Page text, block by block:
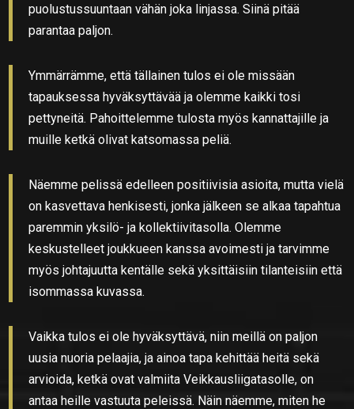
puolustussuuntaan vähän joka linjassa. Siinä pitää
parantaa paljon.
Ymmärrämme, että tällainen tulos ei ole missään
tapauksessa hyväksyttävää ja olemme kaikki tosi
pettyneitä. Pahoittelemme tulosta myös kannattajille ja
muille ketkä olivat katsomassa peliä.
Näemme pelissä edelleen positiivisia asioita, mutta vielä
on kasvettava henkisesti, jonka jälkeen se alkaa tapahtua
paremmin yksilö- ja kollektiivitasolla. Olemme
keskustelleet joukkueen kanssa avoimesti ja tarvimme
myös johtajuutta kentälle sekä yksittäisiin tilanteisiin että
isommassa kuvassa.
Vaikka tulos ei ole hyväksyttävä, niin meillä on paljon
uusia nuoria pelaajia, ja ainoa tapa kehittää heitä sekä
arvioida, ketkä ovat valmiita Veikkausliigatasolle, on
antaa heille vastuuta peleissä. Näin näemme, miten he